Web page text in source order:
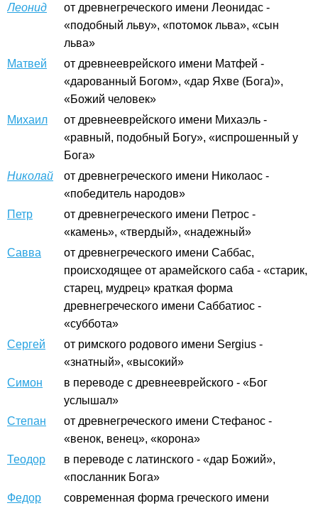
Леонид
от древнегреческого имени Леонидас -
«подобный льву», «потомок льва», «сын
льва»
Матвей
от древнееврейского имени Матфей -
«дарованный Богом», «дар Яхве (Бога)»,
«Божий человек»
Михаил
от древнееврейского имени Михаэль -
«равный, подобный Богу», «испрошенный у
Бога»
Николай
от древнегреческого имени Николаос -
«победитель народов»
Петр
от древнегреческого имени Петрос -
«камень», «твердый», «надежный»
Савва
от древнегреческого имени Саббас,
происходящее от арамейского саба - «старик,
старец, мудрец» краткая форма
древнегреческого имени Саббатиос -
«суббота»
Сергей
от римского родового имени Sergius -
«знатный», «высокий»
Симон
в переводе с древнееврейского - «Бог
услышал»
Степан
от древнегреческого имени Стефанос -
«венок, венец», «корона»
Теодор
в переводе с латинского - «дар Божий»,
«посланник Бога»
Федор
современная форма греческого имени